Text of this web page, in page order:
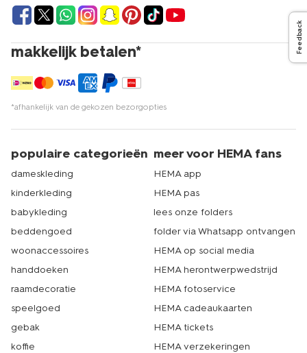
Feedback
terecht bij HEMA. Denk aanbestek
en andere handige items voor in de keuken. Bestel
onze winkels. HEMA heeft meer dan 500 winkels in
Nederland. Er zit dus altijd een HEMA winkel bij jou in de
buurt. Dat is echt HEMA.
makkelijk betalen*
*afhankelijk van de gekozen bezorgopties
populaire categorieën
dameskleding
kinderkleding
babykleding
beddengoed
woonaccessoires
handdoeken
raamdecoratie
speelgoed
gebak
koffie
meer voor HEMA fans
HEMA app
HEMA pas
lees onze folders
folder via Whatsapp ontvangen
HEMA op social media
HEMA herontwerpwedstrijd
HEMA fotoservice
HEMA cadeaukaarten
HEMA tickets
HEMA verzekeringen